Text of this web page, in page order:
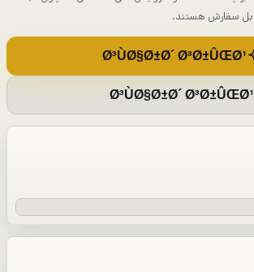
Ø³ÙØ§Ø±Ø´ Ø³Ø±ÛŒØ¹
Ø³ÙØ§Ø±Ø´ Ø³Ø±ÛŒØ¹